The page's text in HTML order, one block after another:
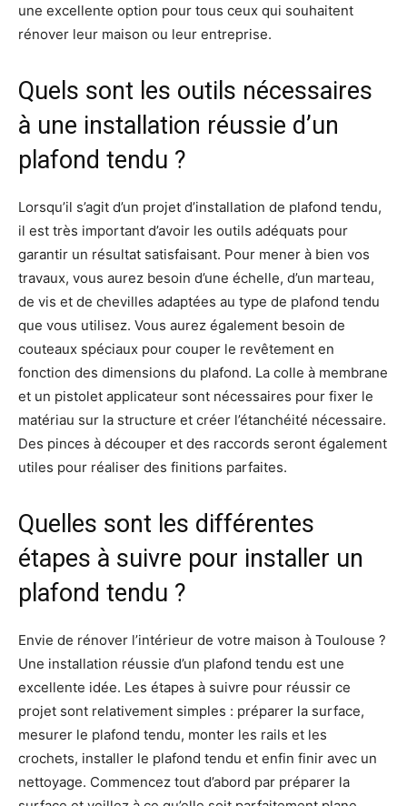
une excellente option pour tous ceux qui souhaitent
rénover leur maison ou leur entreprise.
Quels sont les outils nécessaires
à une installation réussie d’un
plafond tendu ?
Lorsqu’il s’agit d’un projet d’installation de plafond tendu,
il est très important d’avoir les outils adéquats pour
garantir un résultat satisfaisant. Pour mener à bien vos
travaux, vous aurez besoin d’une échelle, d’un marteau,
de vis et de chevilles adaptées au type de plafond tendu
que vous utilisez. Vous aurez également besoin de
couteaux spéciaux pour couper le revêtement en
fonction des dimensions du plafond. La colle à membrane
et un pistolet applicateur sont nécessaires pour fixer le
matériau sur la structure et créer l’étanchéité nécessaire.
Des pinces à découper et des raccords seront également
utiles pour réaliser des finitions parfaites.
Quelles sont les différentes
étapes à suivre pour installer un
plafond tendu ?
Envie de rénover l’intérieur de votre maison à Toulouse ?
Une installation réussie d’un plafond tendu est une
excellente idée. Les étapes à suivre pour réussir ce
projet sont relativement simples : préparer la surface,
mesurer le plafond tendu, monter les rails et les
crochets, installer le plafond tendu et enfin finir avec un
nettoyage. Commencez tout d’abord par préparer la